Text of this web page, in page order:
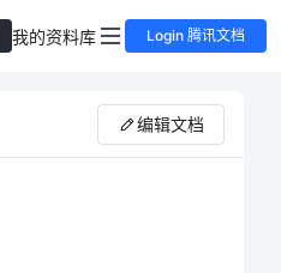
我的资料库 Login 腾讯文档
编辑文档